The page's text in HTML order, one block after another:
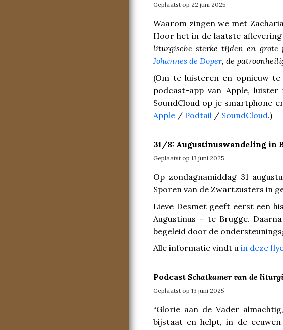
Geplaatst op 22 juni 2025
Waarom zingen we met
Hoor het in de laatste
liturgische sterke tijden en
Johannes de Doper, de
(Om te luisteren en opnieuw
podcast-app van Apple,
SoundCloud op je smartphone
Apple / Podtail / SoundCloud.)
31/8: Augustinuswandeling in
Geplaatst op 13 juni 2025
Op zondagnamiddag 31
Sporen van de Zwartzusters in
Lieve Desmet geeft eerst een
Augustinus – te Brugge.
begeleid door de
Alle informatie vindt u in deze
Podcast Schatkamer van de
Geplaatst op 13 juni 2025
“Glorie aan de Vader
bijstaat en helpt, in de